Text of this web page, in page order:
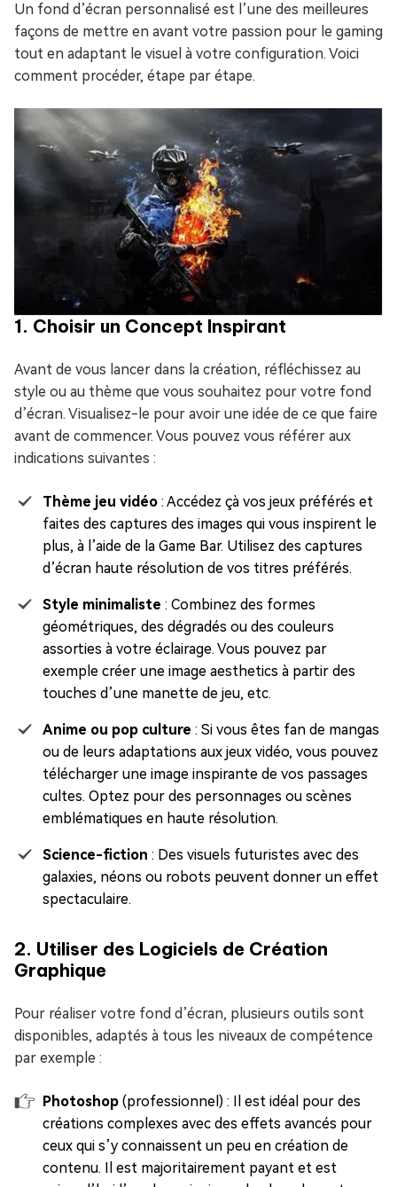
Un fond d’écran personnalisé est l’une des meilleures
façons de mettre en avant votre passion pour le gaming
tout en adaptant le visuel à votre configuration. Voici
comment procéder, étape par étape.
1. Choisir un Concept Inspirant
Avant de vous lancer dans la création, réfléchissez au
style ou au thème que vous souhaitez pour votre fond
d’écran. Visualisez-le pour avoir une idée de ce que faire
avant de commencer. Vous pouvez vous référer aux
indications suivantes :
Thème jeu vidéo : Accédez çà vos jeux préférés et
faites des captures des images qui vous inspirent le
plus, à l’aide de la Game Bar. Utilisez des captures
d’écran haute résolution de vos titres préférés.
Style minimaliste : Combinez des formes
géométriques, des dégradés ou des couleurs
assorties à votre éclairage. Vous pouvez par
exemple créer une image aesthetics à partir des
touches d’une manette de jeu, etc.
Anime ou pop culture : Si vous êtes fan de mangas
ou de leurs adaptations aux jeux vidéo, vous pouvez
télécharger une image inspirante de vos passages
cultes. Optez pour des personnages ou scènes
emblématiques en haute résolution.
Science-fiction : Des visuels futuristes avec des
galaxies, néons ou robots peuvent donner un effet
spectaculaire.
2. Utiliser des Logiciels de Création
Graphique
Pour réaliser votre fond d’écran, plusieurs outils sont
disponibles, adaptés à tous les niveaux de compétence
par exemple :
Photoshop (professionnel) : Il est idéal pour des
créations complexes avec des effets avancés pour
ceux qui s’y connaissent un peu en création de
contenu. Il est majoritairement payant et est